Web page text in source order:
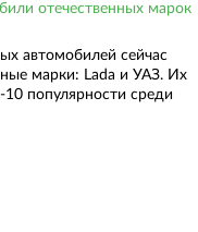
отечественных марок
автомобилей сейчас
марки: Lada и УАЗ. Их
популярности среди